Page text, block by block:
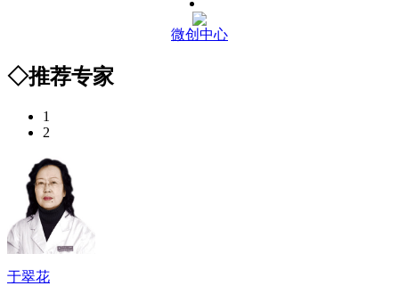
微创中心
◇推荐专家
1
2
于翠花